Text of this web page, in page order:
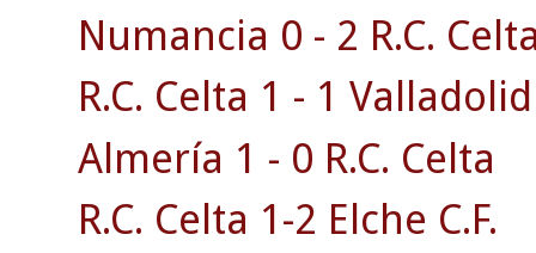
Numancia 0 - 2 R.C.
R.C. Celta 1 - 1
Almería 1 - 0 R.C. Celta
R.C. Celta 1-2 Elche C.F.